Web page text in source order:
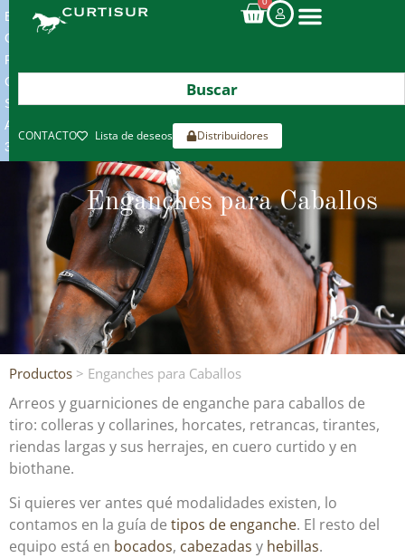
ENVIOS
GRATIS
POR
COMPRAS
SUPERIORES
A
300€*
CONTACTO Lista de deseos Distribuidores
Enganches para Caballos
Productos > Enganches para Caballos
Arreos y guarniciones de enganche para caballos de
tiro: colleras y collarines, horcates, retrancas, tirantes,
riendas largas y sus herrajes, en cuero curtido y en
biothane.
Si quieres ver antes qué modalidades existen, lo
contamos en la guía de tipos de enganche. El resto del
equipo está en bocados, cabezadas y hebillas.